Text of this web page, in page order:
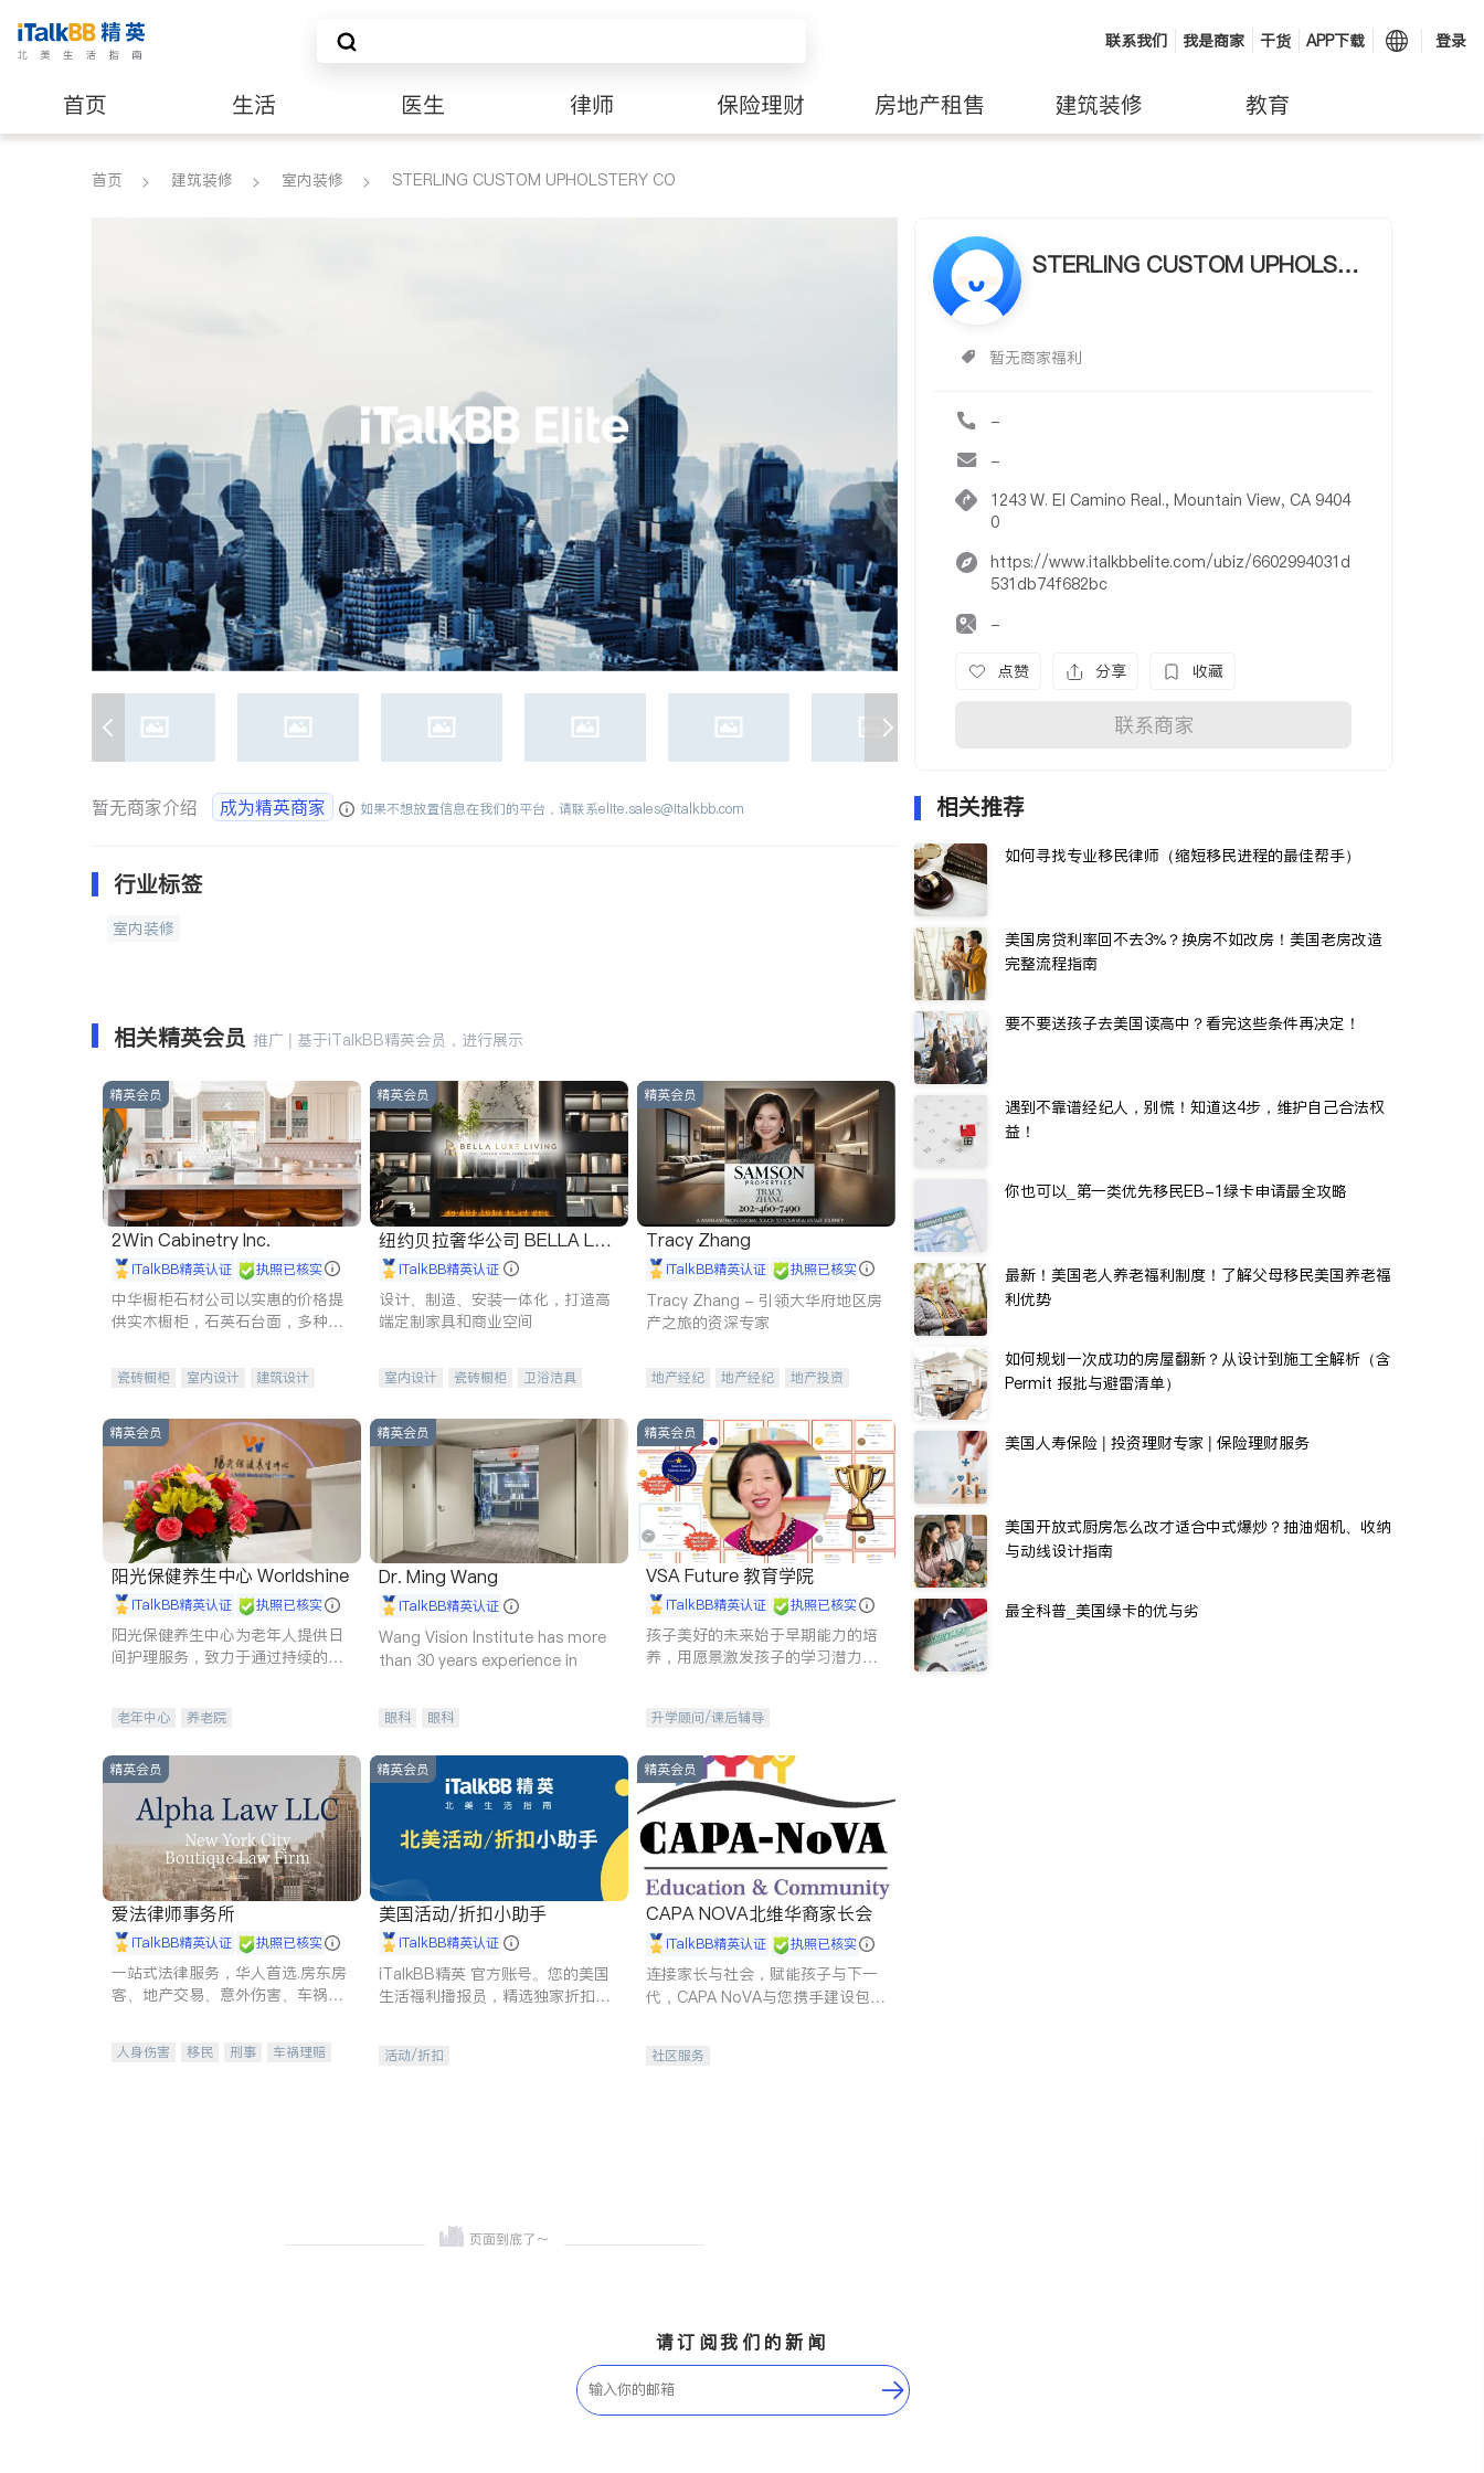
联系我们 我是商家 干货 APP下载 登录
首页 生活 医生 律师 保险理财 房地产租售 建筑装修 教育
养老 非盈利组织
首页 建筑装修 室内装修 STERLING CUSTOM UPHOLSTERY CO
STERLING CUSTOM UPHOLSTE
暂无商家福利
-
-
1243 W. El Camino Real., Mountain View, CA 9404
0
https://www.italkbbelite.com/ubiz/6602994031d
531db74f682bc
-
点赞 分享 收藏
联系商家
暂无商家介绍 成为精英商家 如果不想放置信息在我们的平台，请联系elite.sales@italkbb.com
行业标签
室内装修
相关精英会员 推广 | 基于iTalkBB精英会员，进行展示
精英会员
2Win Cabinetry Inc.
iTalkBB精英认证 执照已核实
中华橱柜石材公司以实惠的价格提
供实木橱柜，石英石台面，多种优
瓷砖橱柜 室内设计
建筑设计
精英会员
纽约贝拉奢华公司 BELLA LUX
E iTalkBB精英认证
设计、制造、安装一体化，打造高
端定制家具和商业空间
室内设计 瓷砖橱柜
卫浴洁具
室内装修
精英会员
Tracy Zhang
iTalkBB精英认证 执照已核实
Tracy Zhang - 引领大华府地区房
产之旅的资深专家
地产经纪 地产经纪
地产投资
精英会员
阳光保健养生中心 Worldshine
iTalkBB精英认证 执照已核实
阳光保健养生中心为老年人提供日
间护理服务，致力于通过持续的护
老年中心 养老院
精英会员
Dr. Ming Wang
iTalkBB精英认证
Wang Vision Institute has more
than 30 years experience in
眼科 眼科
精英会员
VSA Future 教育学院
iTalkBB精英认证 执照已核实
孩子美好的未来始于早期能力的培
养，用愿景激发孩子的学习潜力和
升学顾问/课后辅导
精英会员
爱法律师事务所
iTalkBB精英认证 执照已核实
一站式法律服务，华人首选.房东房
客、地产交易、意外伤害、车祸重
人身伤害 移民 刑事
车祸理赔
精英会员
美国活动/折扣小助手
iTalkBB精英认证
iTalkBB精英 官方账号。您的美国
生活福利播报员，精选独家折扣、
活动/折扣
精英会员
CAPA NOVA北维华裔家长会
iTalkBB精英认证 执照已核实
连接家长与社会，赋能孩子与下一
代，CAPA NoVA与您携手建设包
社区服务
相关推荐
如何寻找专业移民律师（缩短移民进程的最佳帮手）
美国房贷利率回不去3%？换房不如改房！美国老房改造
完整流程指南
要不要送孩子去美国读高中？看完这些条件再决定！
遇到不靠谱经纪人，别慌！知道这4步，维护自己合法权
益！
你也可以_第一类优先移民EB-1绿卡申请最全攻略
最新！美国老人养老福利制度！了解父母移民美国养老福
利优势
如何规划一次成功的房屋翻新？从设计到施工全解析（含
Permit 报批与避雷清单）
美国人寿保险 | 投资理财专家 | 保险理财服务
美国开放式厨房怎么改才适合中式爆炒？抽油烟机、收纳
与动线设计指南
最全科普_美国绿卡的优与劣
请订阅我们的新闻